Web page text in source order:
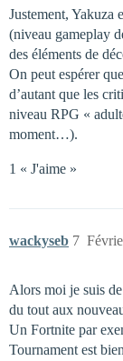
Justement, Yakuza
(niveau gameplay
des éléments de
On peut espérer
d’autant que les
niveau RPG «
moment…).
1 « J'aime »
wackyseb 7
Alors moi je suis
du tout aux
Un Fortnite par
Tournament est